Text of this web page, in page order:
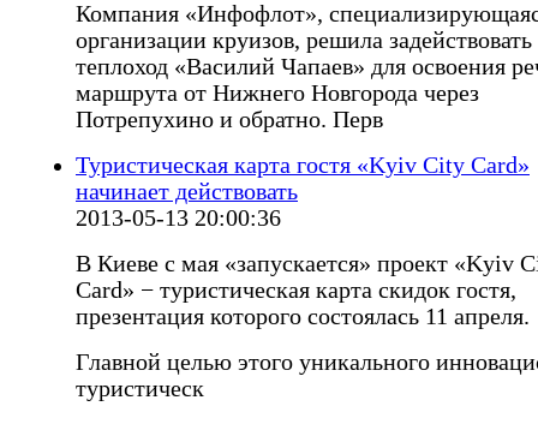
Компания «Инфофлот»,
организации круизов, решила задействовать
теплоход «Василий Чапаев» для освоения
маршрута от Нижнего Новгорода через
Потрепухино и обратно. Перв
Туристическая карта гостя «Kyiv City Card»
начинает действовать
2013-05-13 20:00:36
В Киеве с мая «запускается» проект «Kyiv
Card» − туристическая карта скидок гостя,
презентация которого состоялась 11 апреля.
Главной целью этого уникального
туристическ